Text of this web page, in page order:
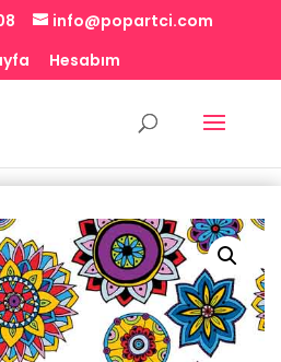
info@popartci.com
Hesabım